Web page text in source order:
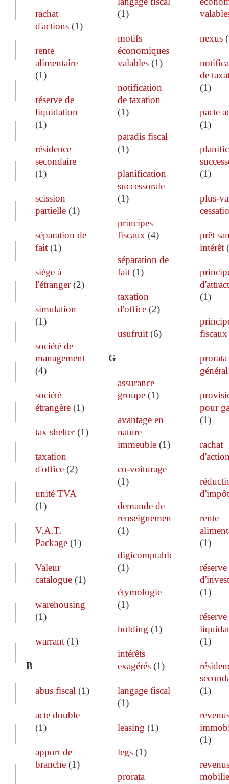
rachat
d'actions (1)
rente
alimentaire
(1)
réserve de
liquidation
(1)
résidence
secondaire
(1)
scission
partielle (1)
séparation de
fait (1)
siège à
l'étranger(2)
simulation
(1)
société de
management
(4)
société
étrangère (1)
tax shelter(1)
taxation
d'office (2)
unité TVA
(1)
V.A.T.
Package (1)
Valeur
catalogue (1)
warehousing
(1)
warrant (1)
B
abus fiscal (1)
acte double
(1)
apport de
branche (1)
(1)
motifs
économiques
valables(1)
notification
de taxation
(1)
paradis fiscal
(1)
planification
successorale
(1)
principes
fiscaux (4)
séparation de
fait(1)
taxation
d'office(2)
usufruit(6)
G
assurance
groupe(1)
avantage en
nature
immeuble(1)
co-voiturage
(1)
demande de
renseignements
(1)
digicomptable
(1)
étymologie
(1)
holding (1)
intérêts
exagérés(1)
langage fiscal
(1)
leasing (1)
legs(1)
prorata
nexus(
de
(1)
pacte
(1)
(1)
plus-
prêt
intérêt(
(1)
fiscaux
prorata
général
pour
(1)
rachat
d'impôt
rente
(1)
réserve
(1)
(1)
(1)
(1)